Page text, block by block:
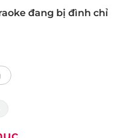
đang bị đình chỉ